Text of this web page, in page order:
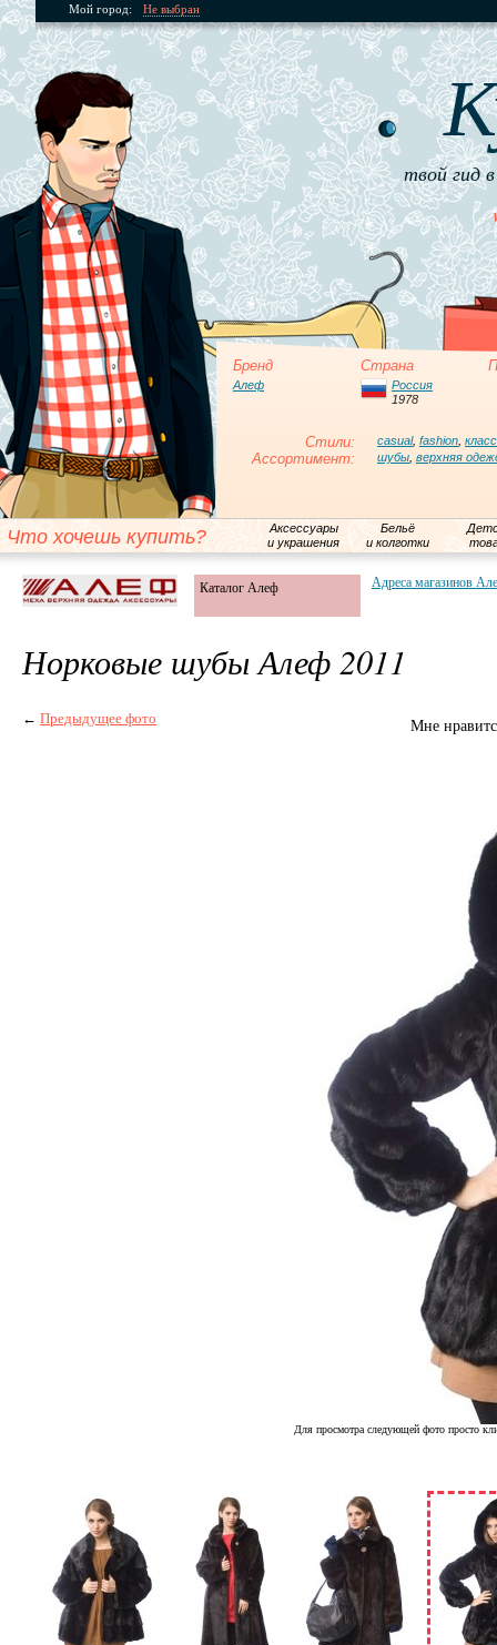
Мой город: Не выбран
твой гид
Бренд Страна
Алеф
Россия
1978
Стили: casual, fashion
Ассортимент: шубы верхняя
Что хочешь купить?
Аксессуары
и украшения
Бельё
и колготки
Каталог Алеф Адреса магазинов
Норковые шубы Алеф 2011
← Предыдущее фото Мне
Для просмотра следующей фото просто